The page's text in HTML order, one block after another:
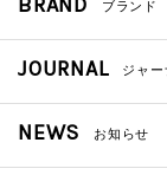
ブランド
JOURNAL ジャー
NEWS お知らせ